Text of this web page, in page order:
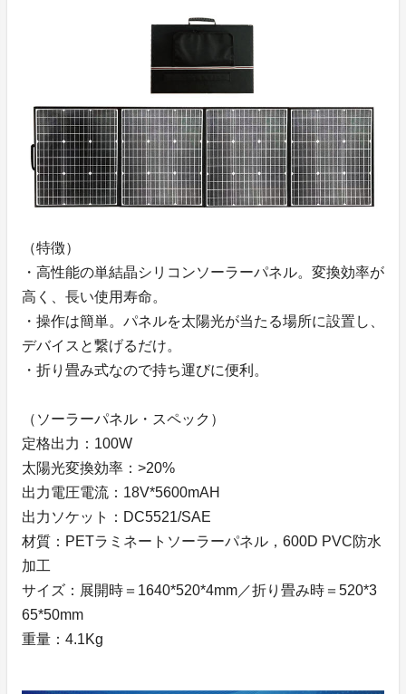
（特徴）
・高性能の単結晶シリコンソーラーパネル。変換効率が
高く、長い使用寿命。
・操作は簡単。パネルを太陽光が当たる場所に設置し、
デバイスと繋げるだけ。
・折り畳み式なので持ち運びに便利。
（ソーラーパネル・スペック）
定格出力：100W
太陽光変換効率：>20%
出力電圧電流：18V*5600mAH
出力ソケット：DC5521/SAE
材質：PETラミネートソーラーパネル，600D PVC防水
加工
サイズ：展開時＝1640*520*4mm／折り畳み時＝520*3
65*50mm
重量：4.1Kg